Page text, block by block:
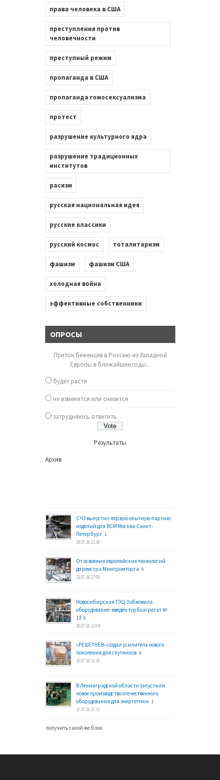
права человека в США
преступления против
человечности
преступный режим
пропаганда в США
пропаганда гомосексуализма
протест
разрушение культурного ядра
разрушение традиционных
институтов
расизм
русская национальная идея
русские классики
русский космос тоталитаризм
фашизм фашизм США
холодная война
эффективные собственники
ОПРОСЫ
Приток беженцев в Россию из Западной
Европы в ближайшие годы...
будет расти
не изменится или снизится
затрудняюсь ответить
Результаты
Архив
СЧЗ выпустил первую опытную партию
изделий для ВСМ Москва-Санкт-
Петербург 1
29.07.26 11:30
От освоения европейских технологий
до реестра Минпромторга 0
21.07.26 17:09
Новосибирская ТЭЦ-3 обновила
оборудование: введён турбоагрегат №
13 0
20.07.26 12:04
«РЕШЕТНЁВ» создал усилитель нового
поколения для спутников 0
20.07.26 11:30
В Ленинградской области запустили
новое производство отечественного
оборудования для энергетики 1
17.07.26 17:11
получить такой же блок